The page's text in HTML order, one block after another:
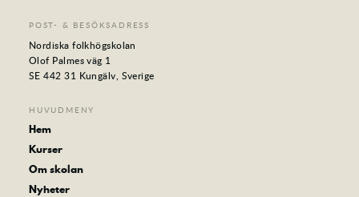
POST- & BESÖKSADRESS
Nordiska folkhögskolan
Olof Palmes väg 1
SE 442 31 Kungälv, Sverige
HUVUDMENY
Hem
Kurser
Om skolan
Nyheter